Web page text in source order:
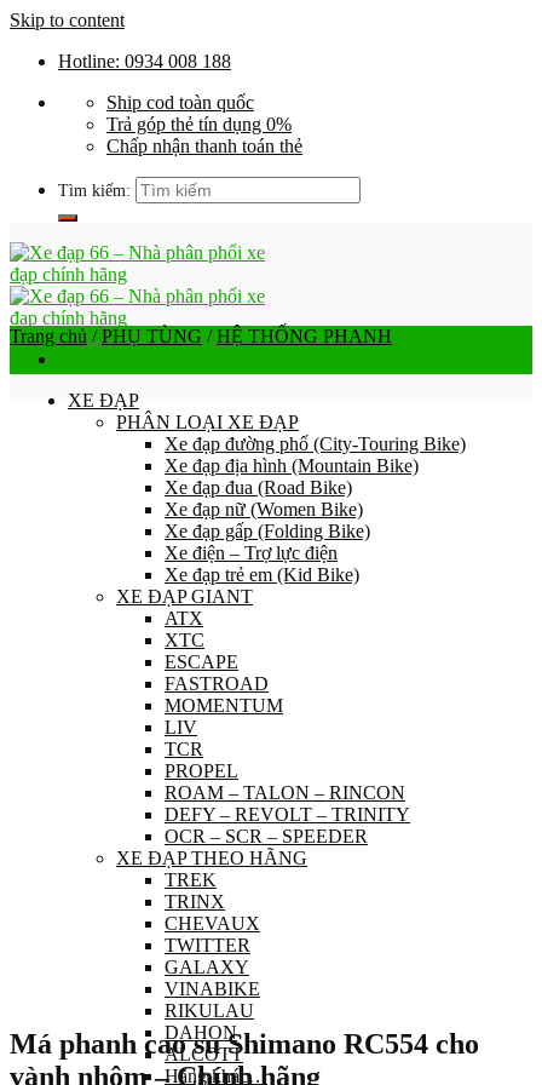
Skip to content
Hotline: 0934 008 188
Ship cod toàn quốc
Trả góp thẻ tín dụng 0%
Chấp nhận thanh toán thẻ
Tìm kiếm:
XE ĐẠP
PHÂN LOẠI XE ĐẠP
Xe đạp đường phố (City-Touring Bike)
Xe đạp địa hình (Mountain Bike)
Xe đạp đua (Road Bike)
Xe đạp nữ (Women Bike)
Xe đạp gấp (Folding Bike)
Xe điện – Trợ lực điện
Xe đạp trẻ em (Kid Bike)
XE ĐẠP GIANT
ATX
XTC
ESCAPE
FASTROAD
MOMENTUM
LIV
TCR
PROPEL
ROAM – TALON – RINCON
DEFY – REVOLT – TRINITY
OCR – SCR – SPEEDER
XE ĐẠP THEO HÃNG
TREK
TRINX
CHEVAUX
TWITTER
GALAXY
VINABIKE
RIKULAU
DAHON
ALCOTT
Hãng khác…
Trang chủ / PHỤ TÙNG / HỆ THỐNG PHANH
Má phanh cao su Shimano RC554 cho
vành nhôm – Chính hãng